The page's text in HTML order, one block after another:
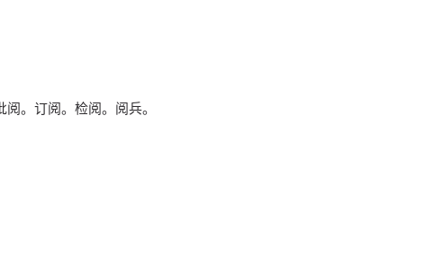
。订阅。检阅。阅兵。